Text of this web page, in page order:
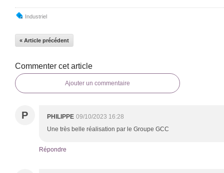
Industriel
« Article précédent
Commenter cet article
Ajouter un commentaire
P PHILIPPE 09/10/2023 16:28
Une très belle réalisation par le Groupe GCC
Répondre